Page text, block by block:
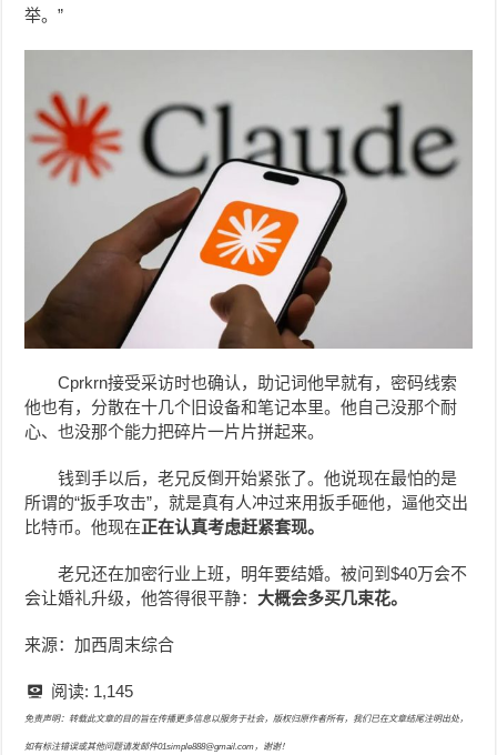
举。”
Cprkrn接受采访时也确认，助记词他早就有，密码线索
他也有，分散在十几个旧设备和笔记本里。他自己没那个耐
心、也没那个能力把碎片一片片拼起来。
钱到手以后，老兄反倒开始紧张了。他说现在最怕的是
所谓的“扳手攻击”，就是真有人冲过来用扳手砸他，逼他交出
比特币。他现在正在认真考虑赶紧套现。
老兄还在加密行业上班，明年要结婚。被问到$40万会不
会让婚礼升级，他答得很平静： 大概会多买几束花。
来源：加西周末综合
阅读: 1,145
免责声明：转载此文章的目的旨在传播更多信息以服务于社会，版权归原作者所有，我们已在文章结尾注明出处，
如有标注错误或其他问题请发邮件01simple888@gmail.com，谢谢！